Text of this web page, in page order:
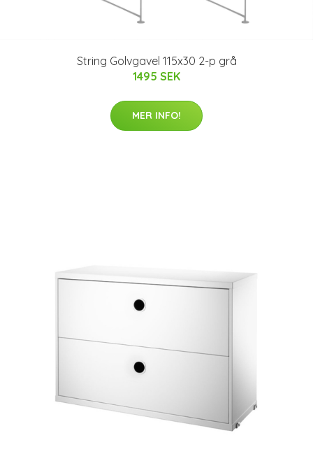
String Golvgavel 115x30 2-p grå
1495 SEK
MER INFO!